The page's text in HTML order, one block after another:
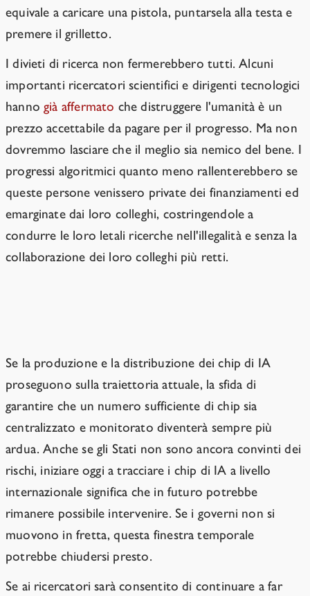
equivale a caricare una pistola, puntarsela alla testa e
premere il grilletto.
I divieti di ricerca non fermerebbero tutti. Alcuni
importanti ricercatori scientifici e dirigenti tecnologici
hannogià affermato che distruggere l'umanità è un
prezzo accettabile da pagare per il progresso. Ma non
dovremmo lasciare che il meglio sia nemico del bene. I
progressi algoritmici quanto meno rallenterebbero se
queste persone venissero private dei finanziamenti ed
emarginate dai loro colleghi, costringendole a
condurre le loro letali ricerche nell'illegalità e senza la
collaborazione dei loro colleghi più retti.
Se la produzione e la distribuzione dei chip di IA
proseguono sulla traiettoria attuale, la sfida di
garantire che un numero sufficiente di chip sia
centralizzato e monitorato diventerà sempre più
ardua. Anche se gli Stati non sono ancora convinti dei
rischi, iniziare oggi a tracciare i chip di IA a livello
internazionale significa che in futuro potrebbe
rimanere possibile intervenire. Se i governi non si
muovono in fretta, questa finestra temporale
potrebbe chiudersi presto.
Se ai ricercatori sarà consentito di continuare a far